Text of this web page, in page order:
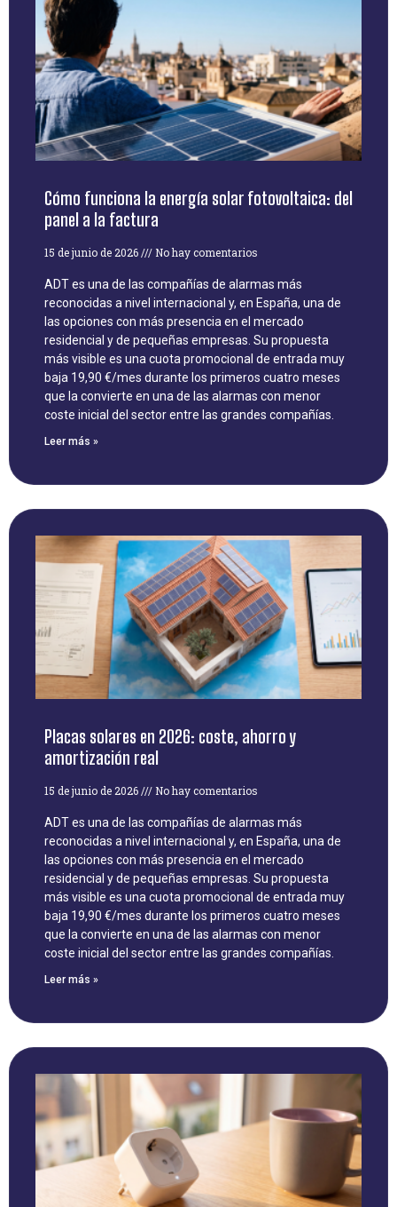
Cómo funciona la energía solar fotovoltaica: del
panel a la factura
15 de junio de 2026 No hay comentarios
ADT es una de las compañías de alarmas más
reconocidas a nivel internacional y, en España, una de
las opciones con más presencia en el mercado
residencial y de pequeñas empresas. Su propuesta
más visible es una cuota promocional de entrada muy
baja 19,90 €/mes durante los primeros cuatro meses
que la convierte en una de las alarmas con menor
coste inicial del sector entre las grandes compañías.
Leer más »
Placas solares en 2026: coste, ahorro y
amortización real
15 de junio de 2026 No hay comentarios
ADT es una de las compañías de alarmas más
reconocidas a nivel internacional y, en España, una de
las opciones con más presencia en el mercado
residencial y de pequeñas empresas. Su propuesta
más visible es una cuota promocional de entrada muy
baja 19,90 €/mes durante los primeros cuatro meses
que la convierte en una de las alarmas con menor
coste inicial del sector entre las grandes compañías.
Leer más »